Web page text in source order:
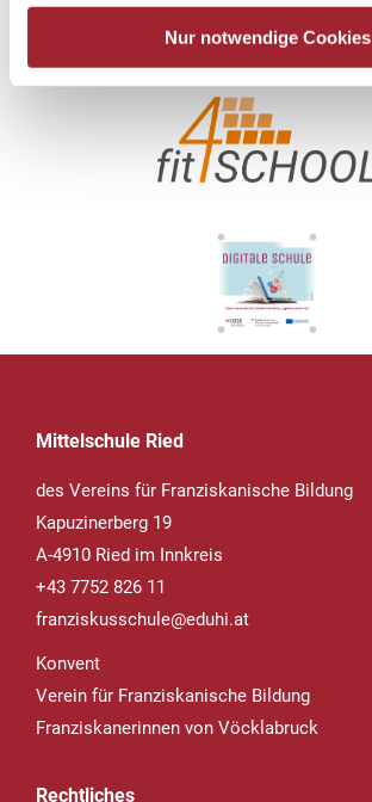
Nur notwendige Cookies
Mittelschule Ried
des Vereins für Franziskanische Bildung
Kapuzinerberg 19
A-4910 Ried im Innkreis
+43 7752 826 11
franziskusschule@eduhi.at
Konvent
Verein für Franziskanische Bildung
Franziskanerinnen von Vöcklabruck
Rechtliches